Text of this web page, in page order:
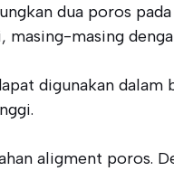
dua poros
masing-masing
digunakan
aligment poros.